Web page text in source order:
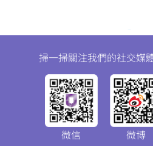
掃一掃關注我們的社交媒
微信 微博